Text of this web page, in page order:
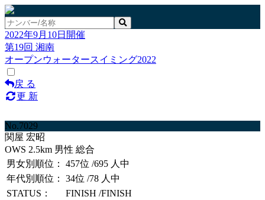
2022年9月10日開催
第19回 湘南
オープンウォータースイミング2022
戻 る
更 新
No.7029
関屋 宏昭
OWS 2.5km 男性 総合
男女別順位：
457位 /695 人中
年代別順位：
34位 /78 人中
STATUS：
FINISH /FINISH